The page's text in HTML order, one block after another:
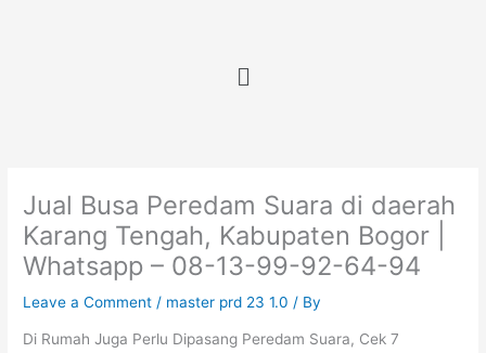
Menu
Jual Busa Peredam Suara di daerah
Karang Tengah, Kabupaten Bogor |
Whatsapp – 08-13-99-92-64-94
Leave a Comment / master prd 23 1.0 / By
Di Rumah Juga Perlu Dipasang Peredam Suara, Cek 7